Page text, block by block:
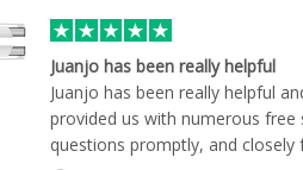
Juanjo has been really helpful
Juanjo has been really helpful
provided us with numerous
questions promptly, and closely